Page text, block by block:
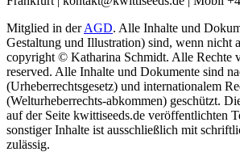
Mitglied in derAGD. Alle Inhalte und
Gestaltung und Illustration) sind, wenn nicht
copyright © Katharina Schmidt. Alle Rechte
reserved. Alle Inhalte und Dokumente sind
(Urheberrechtsgesetz) und internationalem
(Welturheberrechts-abkommen) geschützt.
auf der Seite kwittiseeds.de veröffentlichten
sonstiger Inhalte ist ausschließlich mit
zulässig.